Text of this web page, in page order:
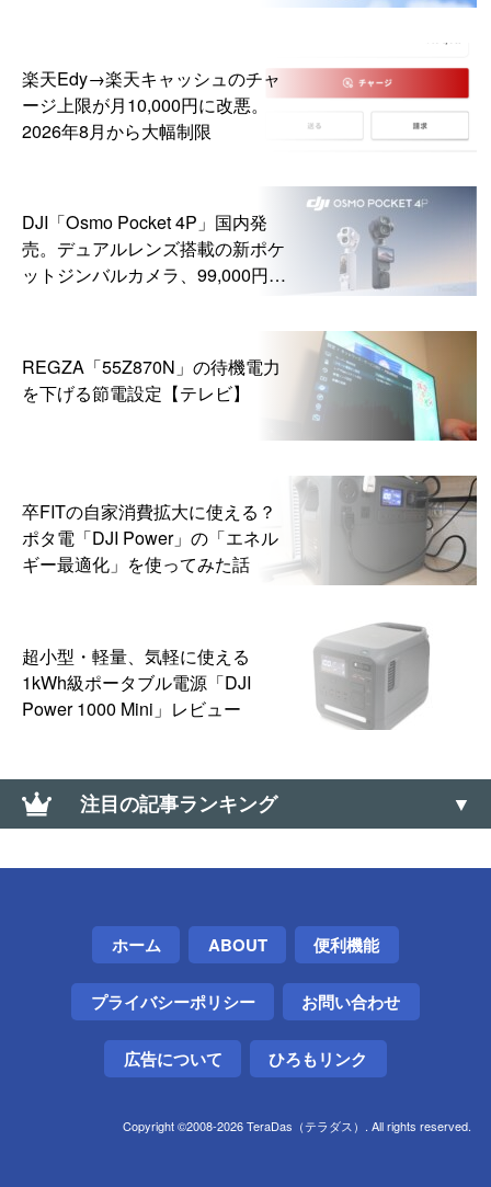
楽天Edy→楽天キャッシュのチャ
ージ上限が月10,000円に改悪。
2026年8月から大幅制限
DJI「Osmo Pocket 4P」国内発
売。デュアルレンズ搭載の新ポケ
ットジンバルカメラ、99,000円か
REGZA「55Z870N」の待機電力
を下げる節電設定【テレビ】
卒FITの自家消費拡大に使える？
ポタ電「DJI Power」の「エネル
ギー最適化」を使ってみた話
超小型・軽量、気軽に使える
1kWh級ポータブル電源「DJI
Power 1000 Mini」レビュー
注目の記事ランキング
Telegramアカウントを削除する方法
を種明かししてみた
ホーム ABOUT 便利機能
プライバシーポリシー お問い合わせ
広告について ひろもリンク
Copyright ©2008-2026 TeraDas（テラダス）. All rights reserved.